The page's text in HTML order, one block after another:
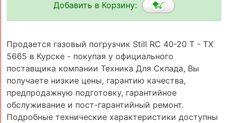
Добавить в Корзину:
Продается газовый погрузчик Still RC 40-20 T - TX
5665 в Курске - покупая у официального
поставщика компании Техника Для Склада, Вы
получаете низкие цены, гарантию качества,
предпродажную подготовку, гарантийное
обслуживание и пост-гарантийный ремонт.
Подробные технические характеристики доступны